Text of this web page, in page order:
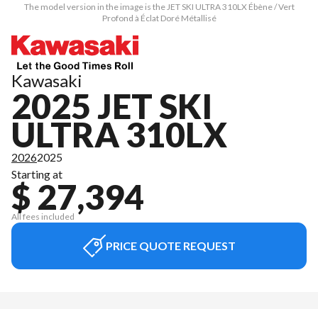
The model version in the image is the JET SKI ULTRA 310LX Ébène / Vert
Profond à Éclat Doré Métallisé
Kawasaki
2025 JET SKI
ULTRA 310LX
20262025
Starting at
$ 27,394
All fees included
PRICE QUOTE REQUEST